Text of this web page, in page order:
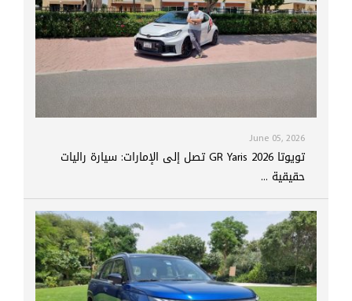
June 05, 2026
تويوتا GR Yaris 2026 تصل إلى الإمارات: سيارة راليات
حقيقية ...